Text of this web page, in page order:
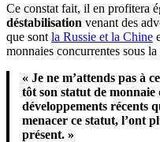
Ce constat fait, il en profitera
déstabilisation venant des
que sont la Russie et la Chine
monnaies concurrentes sous
« Je ne m’attends pas à
tôt son statut de monnaie
développements récents
menacer ce statut, l’ont
présent. »